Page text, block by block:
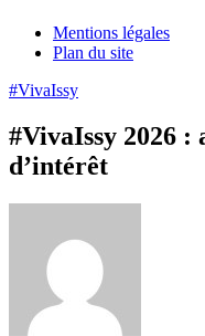
Mentions légales
Plan du site
#VivaIssy
#VivaIssy 2026 :
d’intérêt